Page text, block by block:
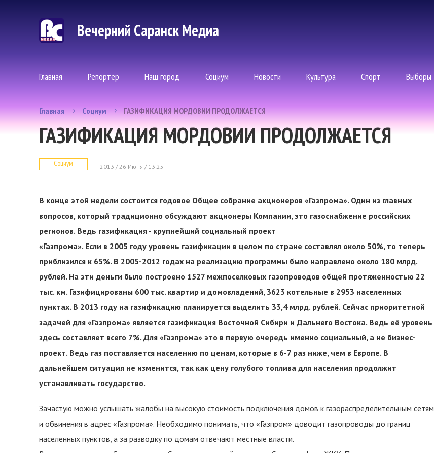
Вечерний Саранск Mедиа
Главная Репортер Наш город Социум Новости Культура Спорт Выборы
Главная Социум ГАЗИФИКАЦИЯ МОРДОВИИ ПРОДОЛЖАЕТСЯ
ГАЗИФИКАЦИЯ МОРДОВИИ ПРОДОЛЖАЕТСЯ
Социум 2013 / 26 Июня / 13:25
В конце этой недели состоится годовое Общее собрание акционеров «Газпрома». Один из главных
вопросов, который традиционно обсуждают акционеры Компании, это газоснабжение российских
регионов. Ведь газификация - крупнейший социальный проект
«Газпрома». Если в 2005 году уровень газификации в целом по стране составлял около 50%, то теперь
приблизился к 65%. В 2005-2012 годах на реализацию программы было направлено около 180 млрд.
рублей. На эти деньги было построено 1527 межпоселковых газопроводов общей протяженностью 22
тыс. км. Газифицированы 600 тыс. квартир и домовладений, 3623 котельные в 2953 населенных
пунктах. В 2013 году на газификацию планируется выделить 33,4 млрд. рублей. Сейчас приоритетной
задачей для «Газпрома» является газификация Восточной Сибири и Дальнего Востока. Ведь её уровень
здесь составляет всего 7%. Для «Газпрома» это в первую очередь именно социальный, а не бизнес-
проект. Ведь газ поставляется населению по ценам, которые в 6-7 раз ниже, чем в Европе. В
дальнейшем ситуация не изменится, так как цену голубого топлива для населения продолжит
устанавливать государство.
Зачастую можно услышать жалобы на высокую стоимость подключения домов к газораспределительным сетям
и обвинения в адрес «Газпрома». Необходимо понимать, что «Газпром» доводит газопроводы до границ
населенных пунктов, а за разводку по домам отвечают местные власти.